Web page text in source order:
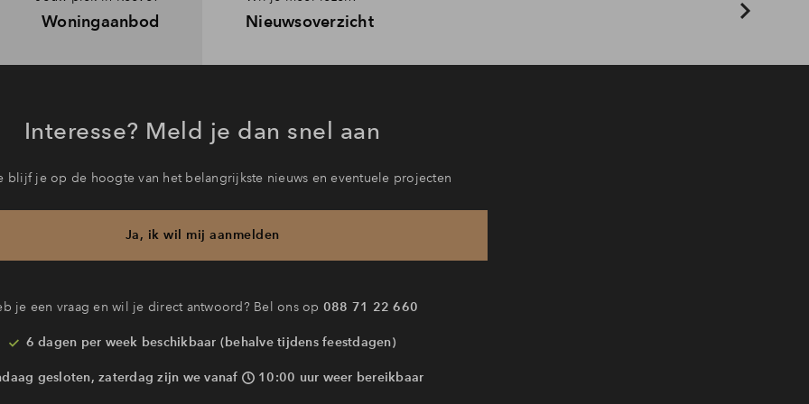
Woningaanbod Nieuwsoverzicht
Interesse? Meld je dan snel aan
blijf je op de hoogte van het belangrijkste nieuws en eventuele projecten
Ja, ik wil mij aanmelden
je een vraag en wil je direct antwoord? Bel ons op 088 71 22 660
6 dagen per week beschikbaar (behalve tijdens feestdagen)
gesloten, zaterdag zijn we vanaf 10:00 uur weer bereikbaar